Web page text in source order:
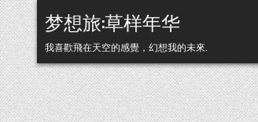
Skip to content
梦想旅:草样年华
我喜歡飛在天空的感覺，幻想我的未來.